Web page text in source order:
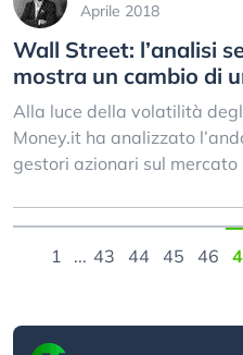
Aprile 2018
Wall Street: l’analisi
mostra un cambio di
Alla luce della volatilità
Money.it ha analizzato
gestori azionari sul mercato
1 ... 43 44 45 46